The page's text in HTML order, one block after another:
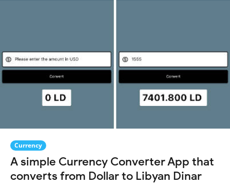
Currency
A simple Currency Converter App that
converts from Dollar to Libyan Dinar